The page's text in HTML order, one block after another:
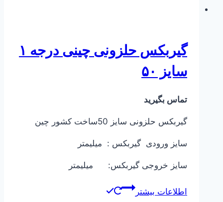
گیربکس حلزونی چینی درجه ۱
سایز ۵۰
تماس بگیرید
گیربکس حلزونی سایز 50ساخت کشور چین
سایز ورودی گیربکس : میلیمتر
سایز خروجی گیربکس: میلیمتر
اطلاعات بیشتر